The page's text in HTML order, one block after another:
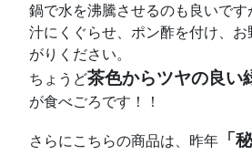
鍋で水を沸騰させるのも良いです
汁にくぐらせ、ポン酢を付け、お
がりください。
ちょうど茶色からツヤの良い
が食べごろです！！
さらにこちらの商品は、昨年
「